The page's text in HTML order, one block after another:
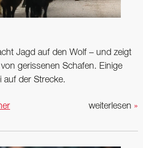
Jagd auf den Wolf – und zeigt
gerissenen Schafen. Einige
auf der Strecke.
weiterlesen »